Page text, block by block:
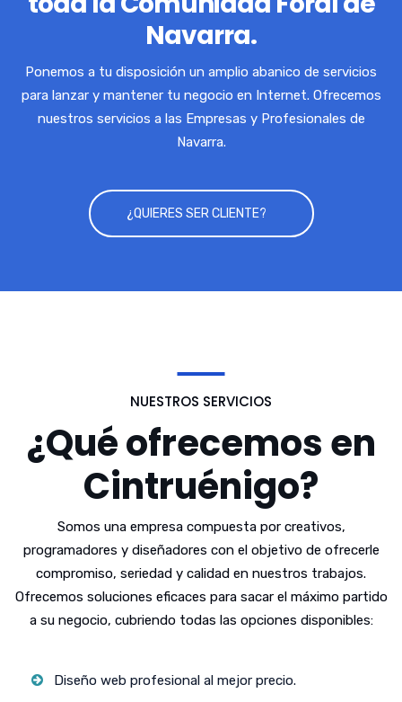
Navarra.
Ponemos a tu disposición un amplio abanico de servicios
para lanzar y mantener tu negocio en Internet. Ofrecemos
nuestros servicios a las Empresas y Profesionales de
Navarra.
¿QUIERES SER CLIENTE?
NUESTROS SERVICIOS
¿Qué ofrecemos en
Cintruénigo?
Somos una empresa compuesta por creativos,
programadores y diseñadores con el objetivo de ofrecerle
compromiso, seriedad y calidad en nuestros trabajos.
Ofrecemos soluciones eficaces para sacar el máximo partido
a su negocio, cubriendo todas las opciones disponibles:
Diseño web profesional al mejor precio.